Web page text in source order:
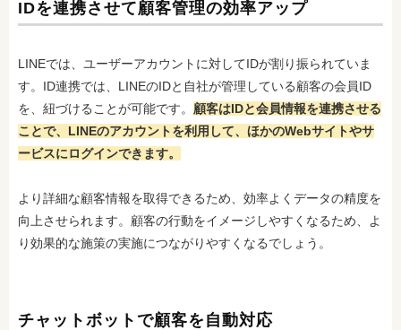
IDを連携させて顧客管理の効率アップ
LINEでは、ユーザーアカウントに対してIDが割り振られていま
す。ID連携では、LINEのIDと自社が管理している顧客の会員ID
を、紐づけることが可能です。 顧客はIDと会員情報を連携させる
ことで、LINEのアカウントを利用して、ほかのWebサイトやサ
ービスにログインできます。
より詳細な顧客情報を取得できるため、効率よくデータの精度を
向上させられます。顧客の行動をイメージしやすくなるため、よ
り効果的な施策の実施につながりやすくなるでしょう。
チャットボットで顧客を自動対応